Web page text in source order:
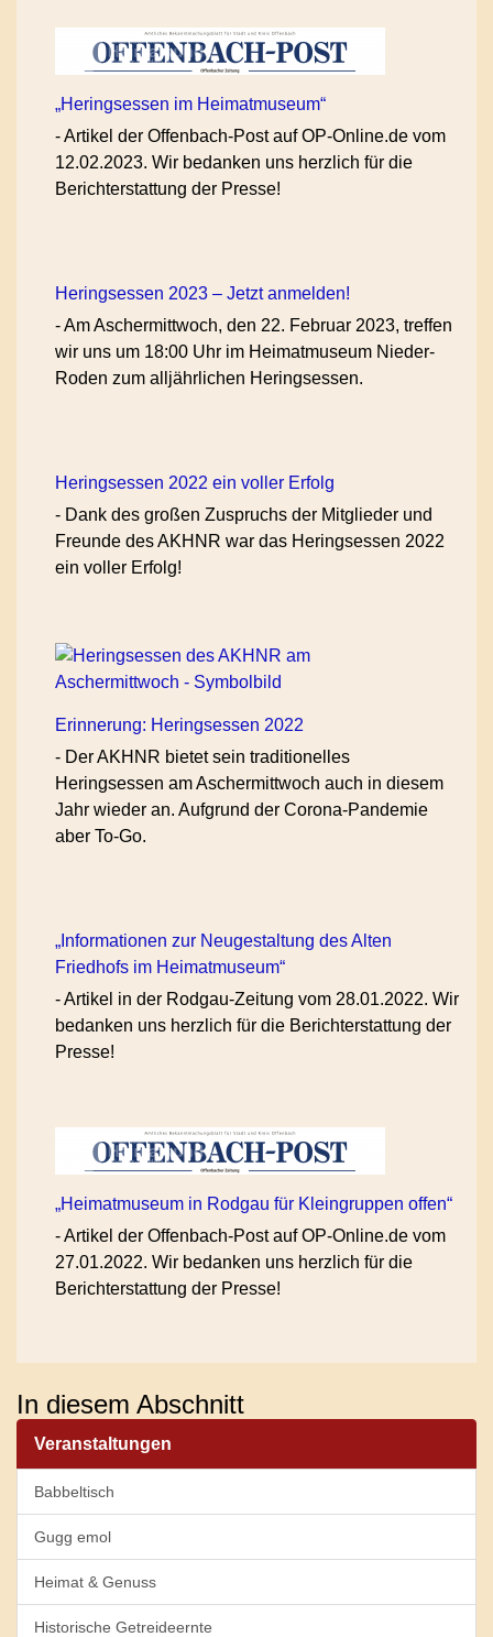
„Heringsessen im Heimatmuseum“
-Artikel der Offenbach-Post auf OP-Online.de vom
12.02.2023. Wir bedanken uns herzlich für die
Berichterstattung der Presse!
Heringsessen 2023 – Jetzt anmelden!
-Am Aschermittwoch, den 22. Februar 2023, treffen
wir uns um 18:00 Uhr im Heimatmuseum Nieder-
Roden zum alljährlichen Heringsessen.
Heringsessen 2022 ein voller Erfolg
- Dank des großen Zuspruchs der Mitglieder und
Freunde des AKHNR war das Heringsessen 2022
ein voller Erfolg!
Erinnerung: Heringsessen 2022
- Der AKHNR bietet sein traditionelles
Heringsessen am Aschermittwoch auch in diesem
Jahr wieder an. Aufgrund der Corona-Pandemie
aber To-Go.
„Informationen zur Neugestaltung des Alten
Friedhofs im Heimatmuseum“
-Artikel in der Rodgau-Zeitung vom 28.01.2022. Wir
bedanken uns herzlich für die Berichterstattung der
Presse!
„Heimatmuseum in Rodgau für Kleingruppen offen“
-Artikel der Offenbach-Post auf OP-Online.de vom
27.01.2022. Wir bedanken uns herzlich für die
Berichterstattung der Presse!
In diesem Abschnitt
Veranstaltungen
Babbeltisch
Gugg emol
Heimat & Genuss
Historische Getreideernte